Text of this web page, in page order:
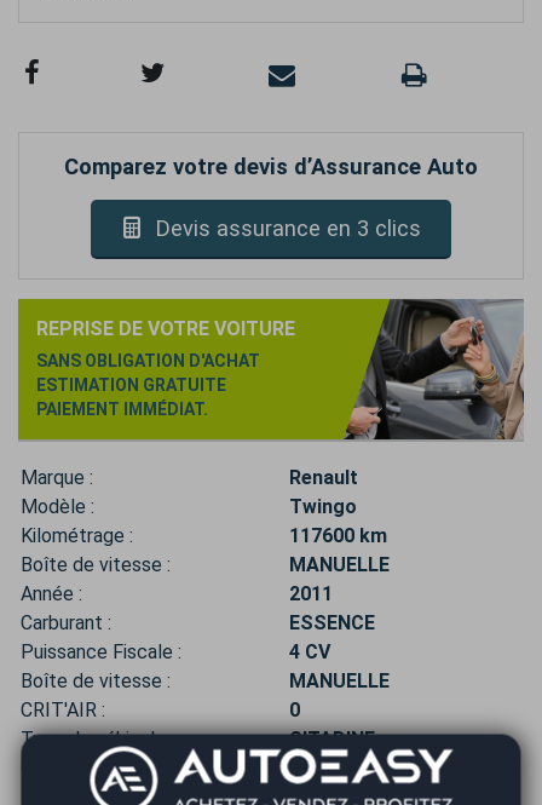
Comparez votre devis d’Assurance Auto
Devis assurance en 3 clics
REPRISE DE VOTRE VOITURE
SANS OBLIGATION D'ACHAT
ESTIMATION GRATUITE
PAIEMENT IMMÉDIAT.
Marque :
Renault
Modèle :
Twingo
Kilométrage :
117600 km
Boîte de vitesse :
MANUELLE
Année :
2011
Carburant :
ESSENCE
Puissance Fiscale :
4 CV
Boîte de vitesse :
MANUELLE
CRIT'AIR :
0
Type de véhicule :
CITADINE
Couleur :
BLEU
4 places